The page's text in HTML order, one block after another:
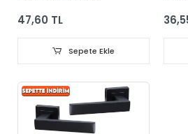
47,60 TL
Sepete Ekle